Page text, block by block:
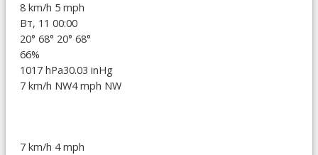
8 km/h 5 mph
Вт, 11 00:00
20° 68° 20° 68°
66%
1017 hPa30.03 inHg
7 km/h NW4 mph NW
7 km/h 4 mph